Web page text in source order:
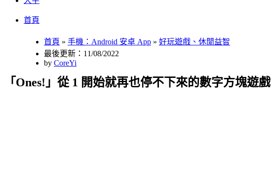
首頁
首頁 » 手機：Android 安卓 App » 好玩遊戲、休閒益智
最後更新：11/08/2022
by CoreYi
「Ones!」從 1 開始就再也停不下來的數字方塊遊戲